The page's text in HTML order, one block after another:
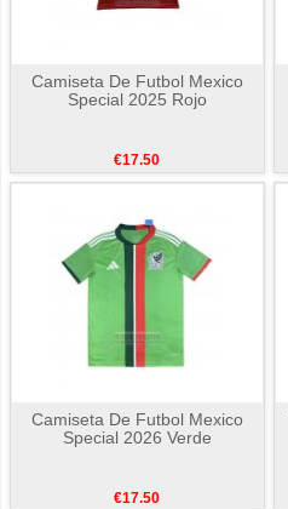
Camiseta De Futbol Mexico
Special 2025 Rojo
€17.50
Camiseta De Futbol Mexico
Special 2026 Verde
€17.50